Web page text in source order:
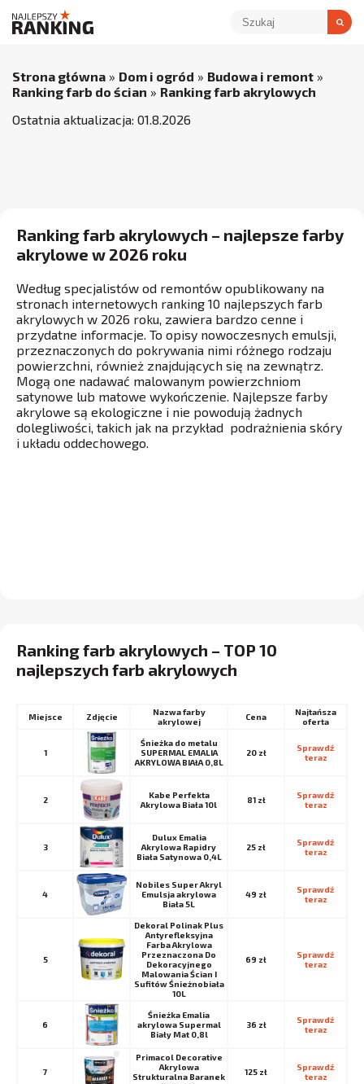
Strona główna » Dom i ogród » Budowa i remont »
Ranking farb do ścian » Ranking farb akrylowych
Ostatnia aktualizacja: 01.8.2026
Ranking farb akrylowych – najlepsze farby
akrylowe w 2026 roku
Według specjalistów od remontów opublikowany na
stronach internetowych ranking 10 najlepszych farb
akrylowych w 2026 roku, zawiera bardzo cenne i
przydatne informacje. To opisy nowoczesnych emulsji,
przeznaczonych do pokrywania nimi różnego rodzaju
powierzchni, również znajdujących się na zewnątrz.
Mogą one nadawać malowanym powierzchniom
satynowe lub matowe wykończenie. Najlepsze farby
akrylowe są ekologiczne i nie powodują żadnych
dolegliwości, takich jak na przykład podrażnienia skóry
i układu oddechowego.
Ranking farb akrylowych – TOP 10
najlepszych farb akrylowych
Miejsce
Nazwa farby
akrylowej
Cena
Najtańsza
oferta
1
Śnieżka do metalu
SUPERMAL EMALIA
AKRYLOWA BIAłA 0,8L
20 zł
Sprawdź
teraz
2
Kabe Perfekta
Akrylowa Biała 10l
81 zł
Sprawdź
teraz
3
Dulux Emalia
Akrylowa Rapidry
Biała Satynowa 0,4L
25 zł
Sprawdź
teraz
4
Nobiles Super Akryl
Emulsja akrylowa
Biała 5L
49 zł
Sprawdź
teraz
5
Dekoral Polinak Plus
Antyrefleksyjna
Farba Akrylowa
Przeznaczona Do
Dekoracyjnego
Malowania Ścian I
Sufitów Śnieżnobiała
10L
69 zł
Sprawdź
teraz
6
Śnieżka Emalia
akrylowa Supermal
Biały Mat 0,8l
36 zł
Sprawdź
teraz
7
Primacol Decorative
Akrylowa
Strukturalna Baranek
125 zł
Sprawdź
teraz